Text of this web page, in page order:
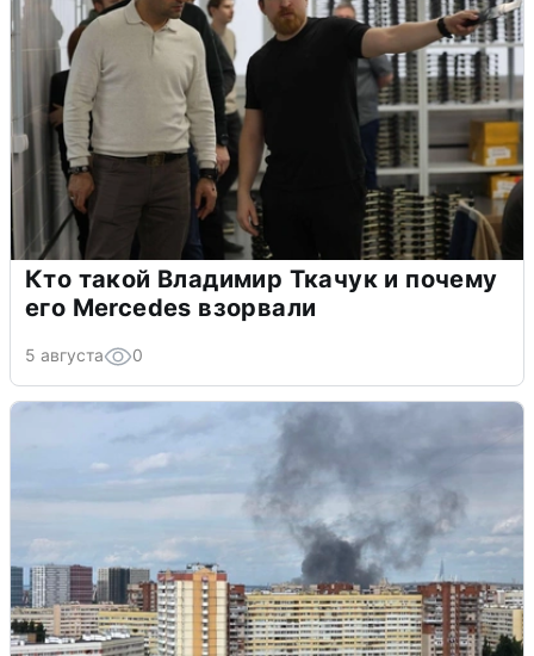
Кто такой Владимир Ткачук и почему
его Mercedes взорвали
5 августа 0